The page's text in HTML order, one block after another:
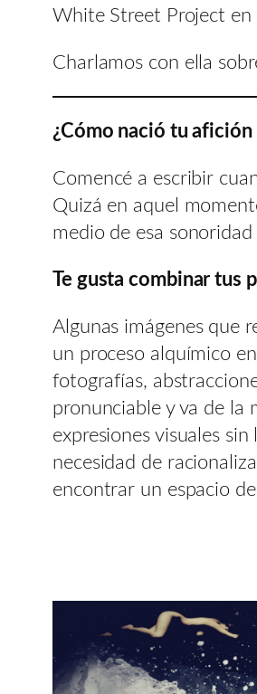
White Street Project
Charlamos con ella
¿Cómo nació tu afición
Comencé a escribir
Quizá en aquel
medio de esa
Te gusta combinar tus
Algunas imágenes que
un proceso alquímico
fotografías,
pronunciable y va de la
expresiones visuales
necesidad de
encontrar un espacio